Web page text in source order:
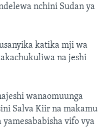
nchini Sudan ya
katika mji wa
na jeshi
wanaomuunga
Salva Kiir na makamu
vifo vya